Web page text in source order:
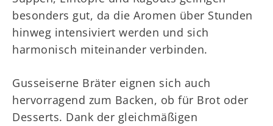
besonders gut, da die Aromen über Stunden
hinweg intensiviert werden und sich
harmonisch miteinander verbinden.
Gusseiserne Bräter eignen sich auch
hervorragend zum Backen, ob für Brot oder
Desserts. Dank der gleichmäßigen